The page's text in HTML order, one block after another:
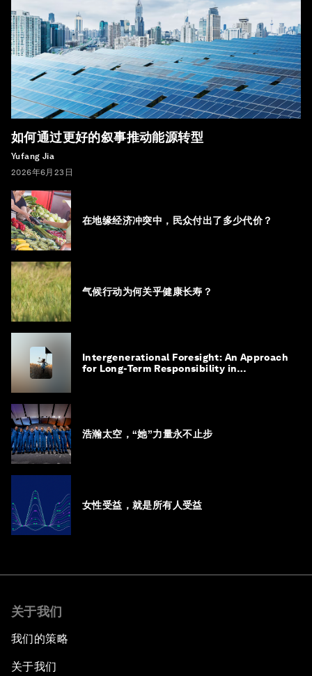
如何通过更好的叙事推动能源转型
Yufang Jia
2026年6月23日
在地缘经济冲突中，民众付出了多少代价？
气候行动为何关乎健康长寿？
Intergenerational Foresight: An Approach
for Long-Term Responsibility in
浩瀚太空，“她”力量永不止步
女性受益，就是所有人受益
关于我们
我们的策略
关于我们